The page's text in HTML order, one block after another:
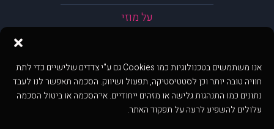
אנו משתמשים בטכנולוגיות כמו Cookies גם ע"י צדדים שלישיים כדי לתת
חוויה טובה יותר וכן לסטטיסטיקה, תפעול ושיווק. הסכמה תאפשר לנו לעבד
נתונים כמו התנהגות גלישה או מזהים ייחודיים. אי־הסכמה או ביטול הסכמה
עלולים להשפיע לרעה על תפקוד האתר.
על מוזי